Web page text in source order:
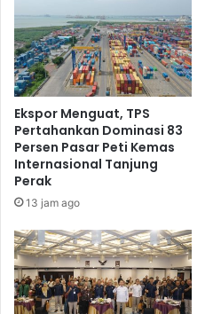
Ekspor Menguat, TPS
Pertahankan Dominasi 83
Persen Pasar Peti Kemas
Internasional Tanjung
Perak
13 jam ago